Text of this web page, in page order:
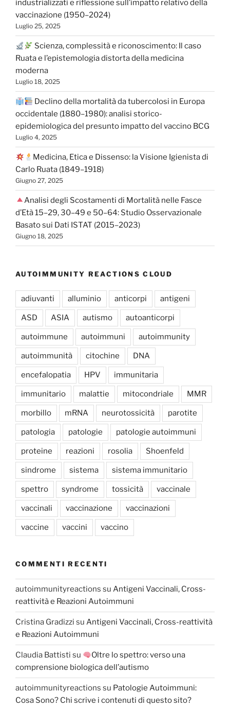
industrializzati e riflessione sull’impatto relativo della
vaccinazione (1950–2024)
Luglio 25, 2025
Scienza, complessità e riconoscimento: Il caso
Ruata e l’epistemologia distorta della medicina
moderna
Luglio 18, 2025
Declino della mortalità da tubercolosi in Europa
occidentale (1880–1980): analisi storico-
epidemiologica del presunto impatto del vaccino BCG
Luglio 4, 2025
Medicina, Etica e Dissenso: la Visione Igienista di
Carlo Ruata (1849–1918)
Giugno 27, 2025
Analisi degli Scostamenti di Mortalità nelle Fasce
d’Età 15–29, 30–49 e 50–64: Studio Osservazionale
Basato sui Dati ISTAT (2015–2023)
Giugno 18, 2025
AUTOIMMUNITY REACTIONS CLOUD
adiuvanti alluminio anticorpi antigeni
ASD ASIA autismo autoanticorpi
autoimmune autoimmuni autoimmunity
autoimmunità citochine DNA
encefalopatia HPV immunitaria
immunitario malattie mitocondriale MMR
morbillo mRNA neurotossicità parotite
patologia patologie patologie autoimmuni
proteine reazioni rosolia Shoenfeld
sindrome sistema sistema immunitario
spettro syndrome tossicità vaccinale
vaccinali vaccinazione vaccinazioni
vaccine vaccini vaccino
COMMENTI RECENTI
autoimmunityreactions su Antigeni Vaccinali, Cross-
reattività e Reazioni Autoimmuni
Cristina Gradizzi su Antigeni Vaccinali, Cross-reattività
e Reazioni Autoimmuni
Claudia Battisti su
Oltre lo spettro: verso una
comprensione biologica dell’autismo
autoimmunityreactions su Patologie Autoimmuni:
Cosa Sono? Chi scrive i contenuti di questo sito?